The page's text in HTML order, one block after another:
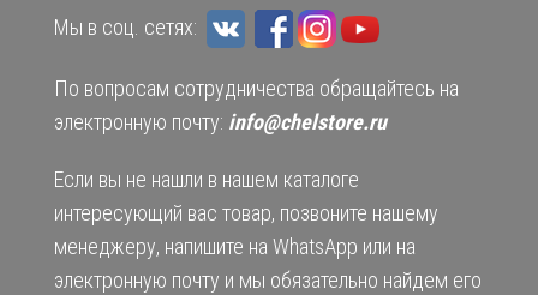
Мы в соц. сетях:
По вопросам сотрудничества обращайтесь на
электронную почту: info@chelstore.ru
Если вы не нашли в нашем каталоге
интересующий вас товар, позвоните нашему
менеджеру, напишите на WhatsApp или на
электронную почту и мы обязательно найдем его